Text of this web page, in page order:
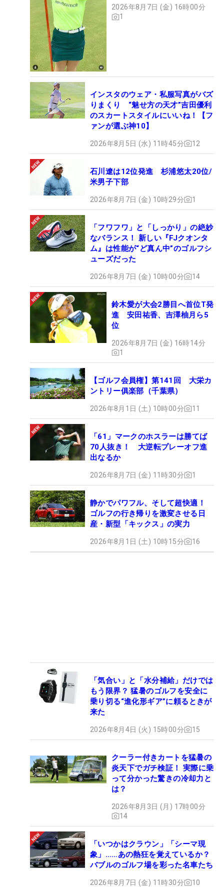
2026年8月7日 (金) 16時00分
1
インスタのウェア・私服写真がバズ
りまくり “魅せ方の天才”吉田優利
のスカートスタイルにいいね！【フ
ァンが選ぶ神10】
2026年8月5日 (水) 11時45分 12
石川遼は12位発進 杉浦悠太20位/
米男子下部
2026年8月7日 (金) 10時29分 1
「フワフワ」と「しっかり」の絶妙
なバランス！ 新しい『FJクオンタ
ム』は性能が“ど真ん中”のゴルフシ
ューズだった
2026年8月7日 (金) 10時00分 14
鈴木愛が大会2勝目へ首位T発
進 安田祐香、吉澤柚月ら5
位
2026年8月7日 (金) 16時14分
1
【ゴルフ会員権】第141回 大栄カ
ントリー俱楽部（千葉県）
2026年8月1日 (土) 10時00分 11
「61」マークのホスラーは勝てば
70人抜き！ 大逆転プレーオフ進
出なるか
2026年8月7日 (金) 11時30分 1
静かでパワフル、そして超快適！
ゴルフの行き帰りを激変させる日
産・新型「キックス」の実力
2026年8月1日 (土) 10時15分 16
「気合い」と「水分補給」だけでは
もう限界？ 猛暑のゴルフを安全に
乗り切る“進化形ギア”に頼るときが
来た
2026年8月4日 (火) 15時00分 15
クーラー付きカートを猛暑の
炎天下でガチ検証！ 実際に乗
って分かった驚きの冷却力と
は？
2026年8月3日 (月) 17時00分
14
「いつかはクラウン」「シーマ現
象」……あの熱狂を覚えているか？
バブルのゴルフ場を彩った名車たち
2026年8月7日 (金) 11時30分 10